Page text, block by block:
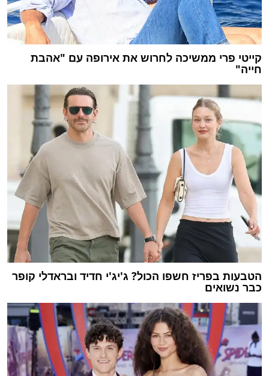
קייטי פרי ממשיכה לחרוש את אירופה עם "אהבת
חייה"
הטבעות בפריז חשפו הכול? ג'יג'י חדיד ובראדלי קופר
כבר נשואים